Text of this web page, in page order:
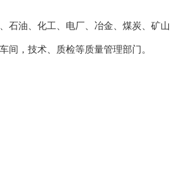
石油、化工、电厂、冶金、煤炭、矿
，技术、质检等质量管理部门。